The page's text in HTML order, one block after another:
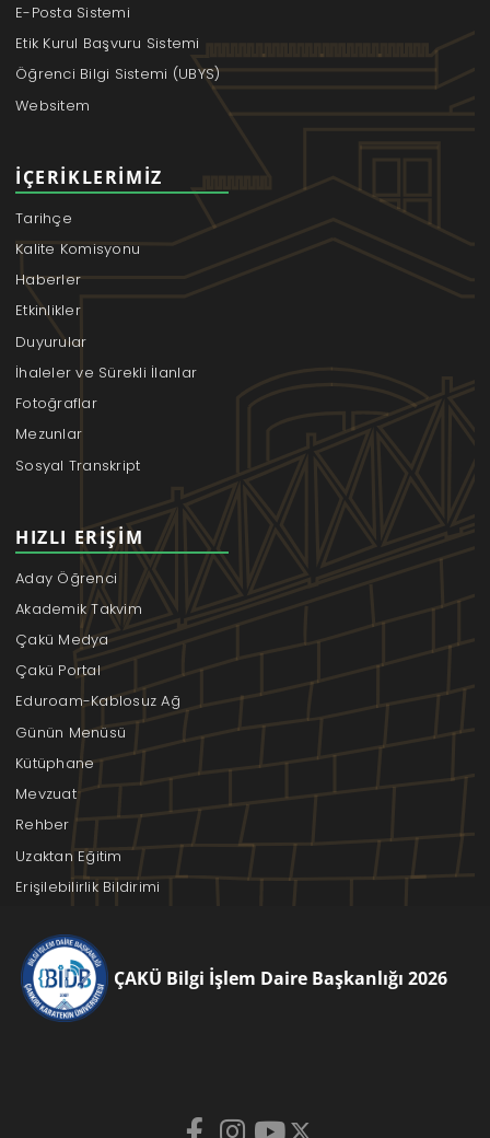
E-Posta Sistemi
Etik Kurul Başvuru Sistemi
Öğrenci Bilgi Sistemi (UBYS)
Websitem
İÇERIKLERIMIZ
Tarihçe
Kalite Komisyonu
Haberler
Etkinlikler
Duyurular
İhaleler ve Sürekli İlanlar
Fotoğraflar
Mezunlar
Sosyal Transkript
HIZLI ERIŞIM
Aday Öğrenci
Akademik Takvim
Çakü Medya
Çakü Portal
Eduroam-Kablosuz Ağ
Günün Menüsü
Kütüphane
Mevzuat
Rehber
Uzaktan Eğitim
Erişilebilirlik Bildirimi
ÇAKÜ Bilgi İşlem Daire Başkanlığı 2026